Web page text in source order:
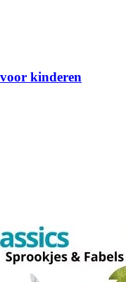
kinderen